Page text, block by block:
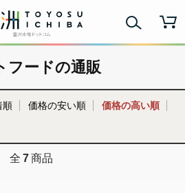
フードの通販
順 価格の安い順
価格の高い順
全 7 商品